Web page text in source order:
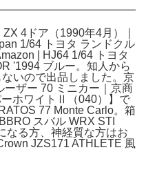
4ドア（1990年4月）｜
1/64 トヨタ ランドクル
| HJ64 1/64 トヨタ
'1994 ブルー。知人から
いので出品しました。京
ーザー 70 ミニカー｜京商
ホワイトⅡ（040）】で
77 Monte Carlo。箱
スバル WRX STI
なる方、神経質な方はお
JZS171 ATHLETE 風